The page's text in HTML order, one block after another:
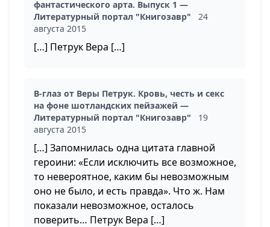
фантастического арта. Выпуск 1 —
Литературный портал "Книгозавр"
24
августа 2015
[…] Петрук Вера […]
В-глаз от Веры Петрук. Кровь, честь и секс
на фоне шотландских пейзажей —
Литературный портал "Книгозавр"
19
августа 2015
[…] Запомнилась одна цитата главной
героини: «Если исключить все возможное,
то невероятное, каким бы невозможным
оно не было, и есть правда». Что ж. Нам
показали невозможное, осталось
поверить… Петрук Вера […]